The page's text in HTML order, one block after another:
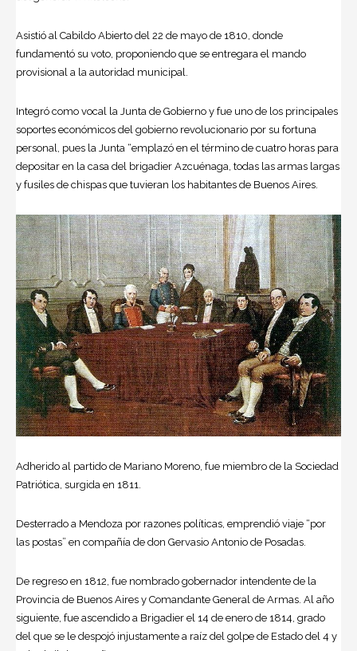
Asistió al Cabildo Abierto del 22 de mayo de 1810, donde
fundamentó su voto, proponiendo que se entregara el mando
provisional a la autoridad municipal.
Integró como vocal la Junta de Gobierno y fue uno de los principales
soportes económicos del gobierno revolucionario por su fortuna
personal, pues la Junta “emplazó en el término de cuatro horas para
depositar en la casa del brigadier Azcuénaga, todas las armas largas
y fusiles de chispas que tuvieran los habitantes de Buenos Aires.
Adherido al partido de Mariano Moreno, fue miembro de la Sociedad
Patriótica, surgida en 1811.
Desterrado a Mendoza por razones políticas, emprendió viaje “por
las postas” en compañía de don Gervasio Antonio de Posadas.
De regreso en 1812, fue nombrado gobernador intendente de la
Provincia de Buenos Aires y Comandante General de Armas. Al año
siguiente, fue ascendido a Brigadier el 14 de enero de 1814, grado
del que se le despojó injustamente a raíz del golpe de Estado del 4 y